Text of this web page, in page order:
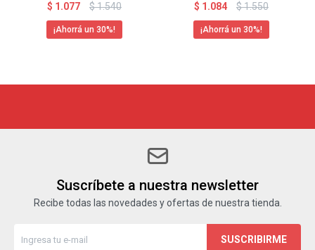
$ 1.077 $1.540
30
$ 1.084 $1.550
30
Suscríbete a nuestra newsletter
Recibe todas las novedades y ofertas de nuestra tienda.
SUSCRIBIRME